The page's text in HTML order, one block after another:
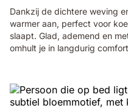
Dankzij de dichtere weving
warmer aan, perfect voor
slaapt. Glad, ademend en
omhult je in langdurig